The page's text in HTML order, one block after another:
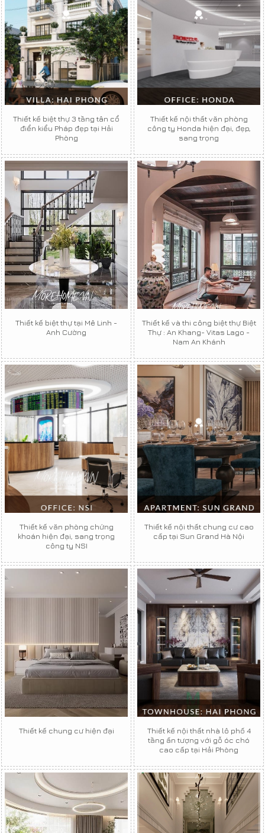
Thiết kế biệt thự 3 tầng tân cổ
điển kiểu Pháp đẹp tại Hải
Phòng
Thiết kế nội thất văn phòng
công ty Honda hiện đại, đẹp,
sang trọng
Thiết kế biệt thự tại Mê Linh -
Anh Cường
Thiết kế và thi công biệt thự Biệt
Thự : An Khang- Vitas Lago -
Nam An Khánh
Thiết kế văn phòng chứng
khoán hiện đại, sang trọng
công ty NSI
Thiết kế nội thất chung cư cao
cấp tại Sun Grand Hà Nội
Thiết kế chung cư hiện đại
Thiết kế nội thất nhà lô phố 4
tầng ấn tượng với gỗ óc chó
cao cấp tại Hải Phòng